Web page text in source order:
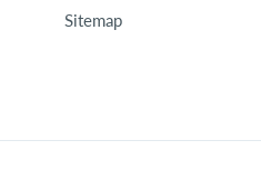
Sitemap